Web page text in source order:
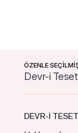
ÖZENLE
Devr-i
DEVR-I